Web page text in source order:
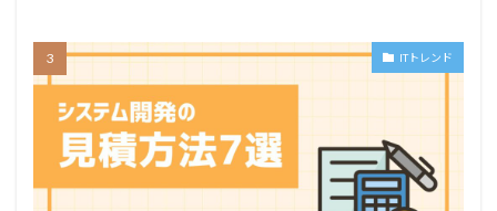
ITトレンド